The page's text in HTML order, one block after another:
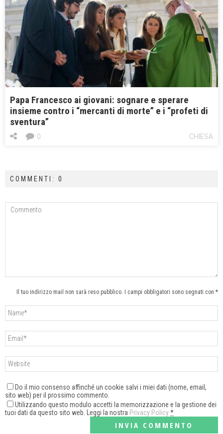
Papa Francesco ai giovani: sognare e sperare
insieme contro i “mercanti di morte” e i “profeti di
sventura”
CHIESA
0
COMMENTI: 0
Il tuo indirizzo mail non sarà reso pubblico. I campi obbligatori sono segnati con *
Do il mio consenso affinché un cookie salvi i miei dati (nome, email,
sito web) per il prossimo commento.
Utilizzando questo modulo accetti la memorizzazione e la gestione dei
tuoi dati da questo sito web. Leggi la nostra Privacy Policy*